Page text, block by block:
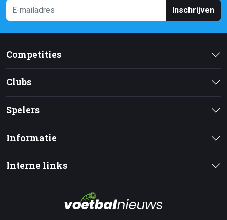
Inschrijven
Competities
Clubs
Spelers
Informatie
Interne links